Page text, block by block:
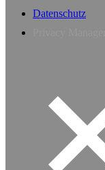
Datenschutz